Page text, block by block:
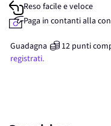
Reso facile e veloce
Paga in contanti alla
Guadagna 12 punti
registrati.